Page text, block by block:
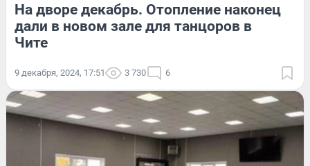
На дворе декабрь. Отопление наконец
дали в новом зале для танцоров в
Чите
9 декабря, 2024, 17:51 3 730 6